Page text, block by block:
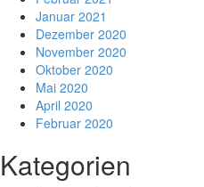
Januar 2021
Dezember 2020
November 2020
Oktober 2020
Mai 2020
April 2020
Februar 2020
Kategorien